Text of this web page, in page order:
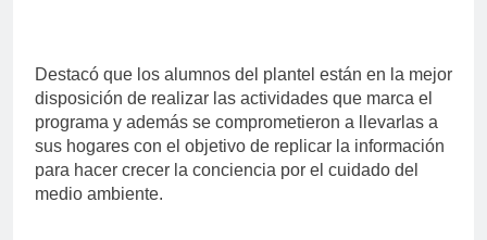
Destacó que los alumnos del plantel están en la mejor
disposición de realizar las actividades que marca el
programa y además se comprometieron a llevarlas a
sus hogares con el objetivo de replicar la información
para hacer crecer la conciencia por el cuidado del
medio ambiente.